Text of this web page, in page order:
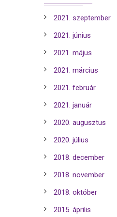
2021. szeptember
2021. június
2021. május
2021. március
2021. február
2021. január
2020. augusztus
2020. július
2018. december
2018. november
2018. október
2015. április